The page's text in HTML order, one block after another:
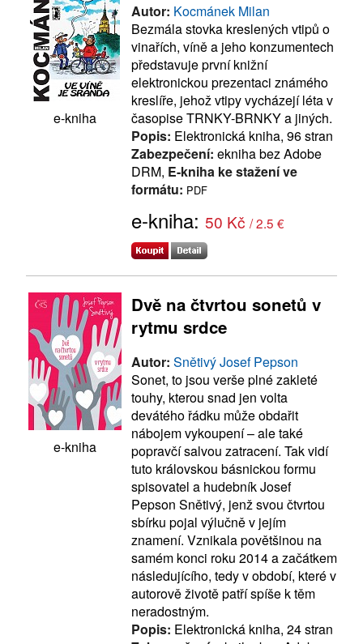
e-kniha
Autor: Kocmánek Milan
Bezmála stovka kreslených vtipů o
vinařích, víně a jeho konzumentech
představuje první knižní
elektronickou prezentaci známého
kreslíře, jehož vtipy vycházejí léta v
časopise TRNKY-BRNKY a jiných.
Popis: Elektronická kniha, 96 stran
Zabezpečení: ekniha bez Adobe
DRM, E-kniha ke stažení ve
formátu: PDF
e-kniha: 50 Kč / 2.5 €
e-kniha
Dvě na čtvrtou sonetů v
rytmu srdce
Autor: Snětivý Josef Pepson
Sonet, to jsou verše plné zakleté
touhy, kterou snad jen volta
devátého řádku může obdařit
nábojem vykoupení – ale také
popravčí salvou zatracení. Tak vidí
tuto královskou básnickou formu
spisovatel a hudebník Josef
Pepson Snětivý, jenž svou čtvrtou
sbírku pojal výlučně v jejím
znamení. Vznikala povětšinou na
samém konci roku 2014 a začátkem
následujícího, tedy v období, které v
autorově životě patří spíše k těm
neradostným.
Popis: Elektronická kniha, 24 stran